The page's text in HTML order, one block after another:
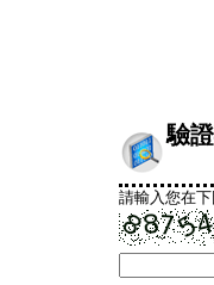
驗
請輸入您在